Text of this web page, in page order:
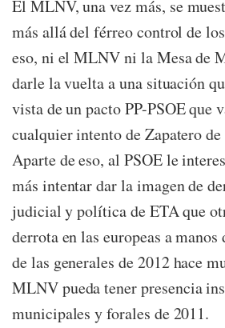
El MLNV, una vez más, se
más allá del férreo control de
eso, ni el MLNV ni la Mesa de
darle la vuelta a una situación
vista de un pacto PP-PSOE que
cualquier intento de Zapatero
Aparte de eso, al PSOE le
más intentar dar la imagen de
judicial y política de ETA que
derrota en las europeas a
de las generales de 2012 hace
MLNV pueda tener presencia
municipales y forales de 2011.